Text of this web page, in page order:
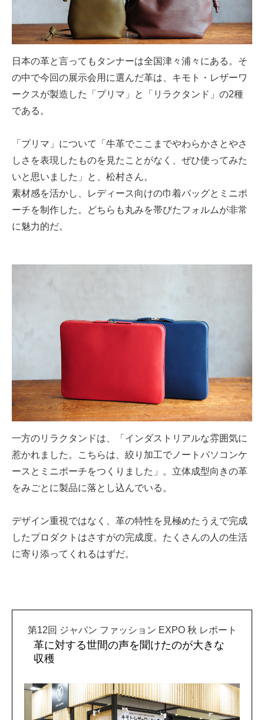
日本の革と言ってもタンナーは全国津々浦々にある。そ
の中で今回の展示会用に選んだ革は、キモト・レザーワ
ークスが製造した「プリマ」と「リラクタンド」の2種
である。
「プリマ」について「牛革でここまでやわらかさとやさ
しさを表現したものを見たことがなく、ぜひ使ってみた
いと思いました」と、松村さん。
素材感を活かし、レディース向けの巾着バッグとミニポ
ーチを制作した。どちらも丸みを帯びたフォルムが非常
に魅力的だ。
一方のリラクタンドは、「インダストリアルな雰囲気に
惹かれました。こちらは、絞り加工でノートパソコンケ
ースとミニポーチをつくりました」。立体成型向きの革
をみごとに製品に落とし込んでいる。
デザイン重視ではなく、革の特性を見極めたうえで完成
したプロダクトはさすがの完成度。たくさんの人の生活
に寄り添ってくれるはずだ。
第12回 ジャパン ファッション EXPO 秋 レポート
革に対する世間の声を聞けたのが大きな
収穫